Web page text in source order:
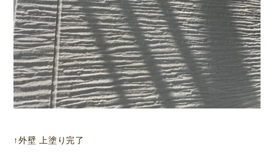
↑外壁 上塗り完了